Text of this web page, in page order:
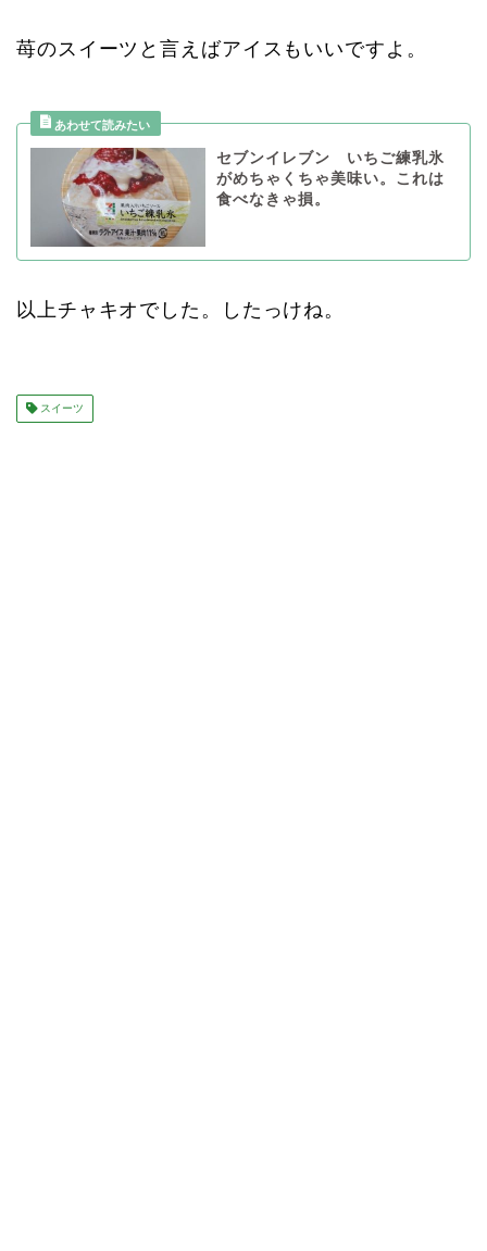
苺のスイーツと言えばアイスもいいですよ。
セブンイレブン いちご練乳氷
がめちゃくちゃ美味い。これは
食べなきゃ損。
以上チャキオでした。したっけね。
スイーツ